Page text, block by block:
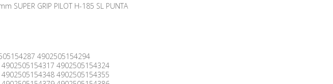
SUPER GRIP PILOT H-185 SL PUNTA
4902505154294
4902505154324
4902505154355